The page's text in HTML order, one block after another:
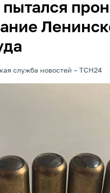
служба новостей ТСН24